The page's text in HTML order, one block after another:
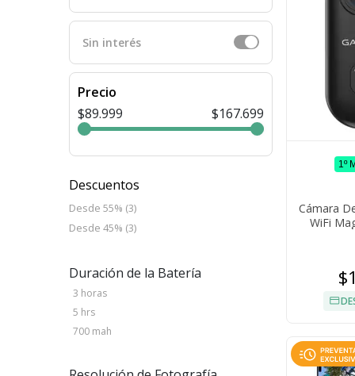
Sin interés
Precio
$89.999
$167.699
Descuentos
Desde 55% (3)
Desde 45% (3)
Duración de la Batería
3 horas
5 hrs
700 mah
1º
Cámara
WiFi